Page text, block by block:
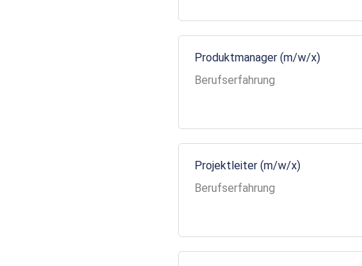
Produktmanager (m/w/x)
Berufserfahrung
Projektleiter (m/w/x)
Berufserfahrung